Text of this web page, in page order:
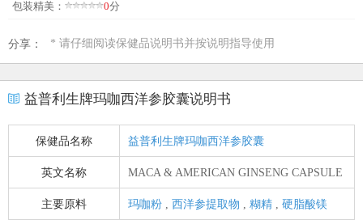
包装精美：
0分
分享： * 请仔细阅读保健品说明书并按说明指导使用
益普利生牌玛咖西洋参胶囊说明书
保健品名称 益普利生牌玛咖西洋参胶囊
英文名称 MACA & AMERICAN GINSENG CAPSULE
主要原料 玛咖粉 西洋参提取物 糊精 硬脂酸镁